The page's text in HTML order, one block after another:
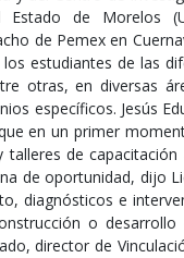
de Morelos
de Pemex en
estudiantes de las
otras, en diversas
específicos. Jesús
en un primer
de
de oportunidad, dijo
diagnósticos e
o
director de